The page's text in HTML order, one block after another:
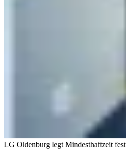
LG Oldenburg legt Mindesthaftzeit fest